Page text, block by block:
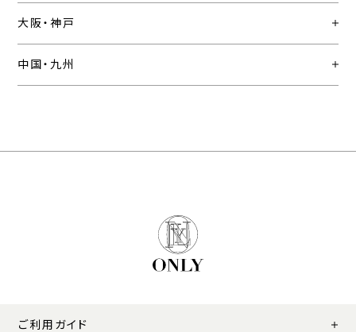
大阪・神戸
中国・九州
ご利用ガイド